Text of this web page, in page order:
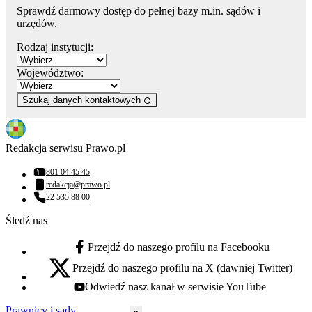
Sprawdź darmowy dostęp do pełnej bazy m.in. sądów i
urzędów.
Rodzaj instytucji:
Województwo:
Szukaj danych kontaktowych
Redakcja serwisu Prawo.pl
Numer telefonu:
801 04 45 45
Adres email:
redakcja@prawo.pl
Numer telefonu:
22 535 88 00
Śledź nas
facebook - otwiera się w nowej karcie
Przejdź do naszego profilu na Facebooku
x - otwiera się w nowej karcie
Przejdź do naszego profilu na X (dawniej Twitter)
youtube - otwiera się w nowej karcie
Odwiedź nasz kanał w serwisie YouTube